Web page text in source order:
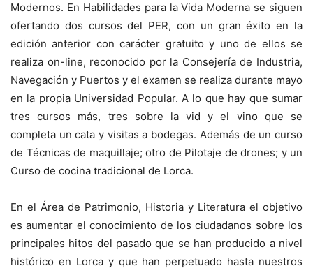
Modernos. En Habilidades para la Vida Moderna se siguen
ofertando dos cursos del PER, con un gran éxito en la
edición anterior con carácter gratuito y uno de ellos se
realiza on-line, reconocido por la Consejería de Industria,
Navegación y Puertos y el examen se realiza durante mayo
en la propia Universidad Popular. A lo que hay que sumar
tres cursos más, tres sobre la vid y el vino que se
completa un cata y visitas a bodegas. Además de un curso
de Técnicas de maquillaje; otro de Pilotaje de drones; y un
Curso de cocina tradicional de Lorca.
En el Área de Patrimonio, Historia y Literatura el objetivo
es aumentar el conocimiento de los ciudadanos sobre los
principales hitos del pasado que se han producido a nivel
histórico en Lorca y que han perpetuado hasta nuestros